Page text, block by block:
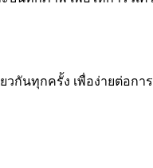
วกันทุกครั้ง เพื่อง่ายต่อก